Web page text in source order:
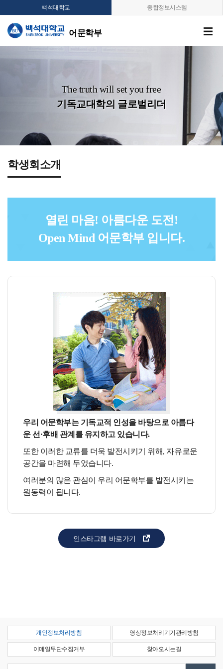
백석대학교 종합정보시스템
어문학부
The truth will set you free
기독교대학의 글로벌리더
학생회소개
열린 마음! 아름다운 도전!
Open Mind 어문학부 입니다.
우리 어문학부는 기독교적 인성을 바탕으로 아름다
운 선·후배 관계를 유지하고 있습니다.
또한 이러한 교류를 더욱 발전시키기 위해, 자유로운
공간을 마련해 두었습니다.
여러분의 많은 관심이 우리 어문학부를 발전시키는
원동력이 됩니다.
인스타그램 바로가기
개인정보처리방침 영상정보처리기기관리방침
이메일무단수집거부 찾아오시는길